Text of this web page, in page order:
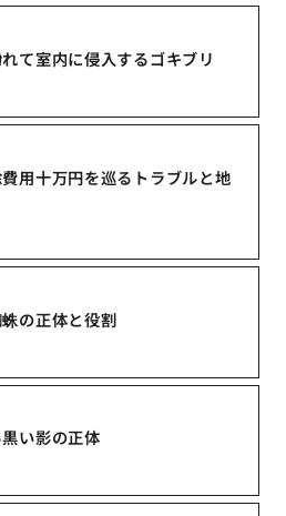
て室内に侵入するゴキブリ
用十万円を巡るトラブルと地
の正体と役割
い影の正体